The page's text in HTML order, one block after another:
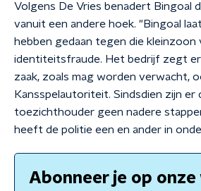
Volgens De Vries benadert Bingoal
vanuit een andere hoek. "Bingoal
hebben gedaan tegen die kleinzoon
identiteitsfraude. Het bedrijf zegt
zaak, zoals mag worden verwacht,
Kansspelautoriteit. Sindsdien zijn er
toezichthouder geen nadere
heeft de politie een en ander in
Abonneer je op onze